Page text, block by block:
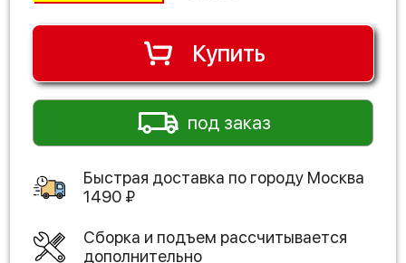
Купить
под заказ
Быстрая доставка по городу Москва
1490 ₽
Сборка и подъем рассчитывается
дополнительно